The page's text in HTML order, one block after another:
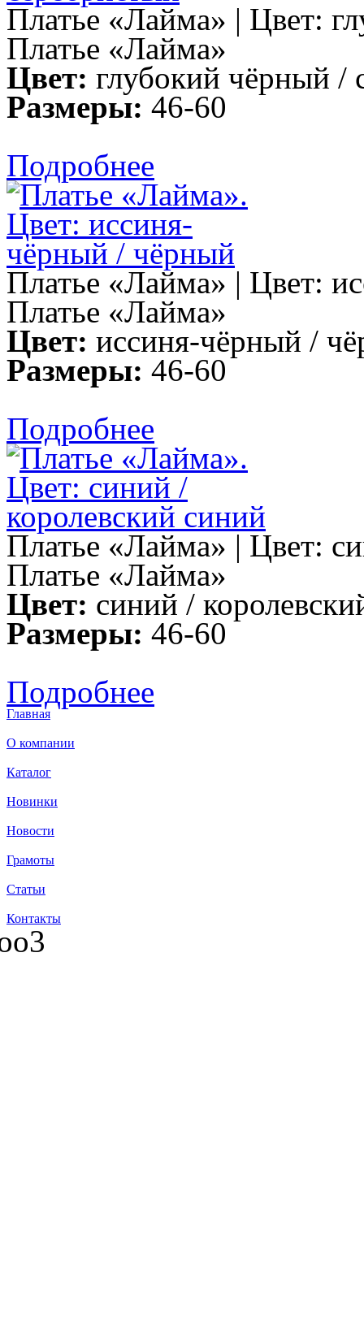
Платье «Лайма» | Цвет:
Платье «Лайма»
Цвет: глубокий чёрный /
Размеры: 46-60
Подробнее
Платье «Лайма» | Цвет:
Платье «Лайма»
Цвет: иссиня-чёрный /
Размеры: 46-60
Подробнее
Платье «Лайма» | Цвет:
Платье «Лайма»
Цвет: синий /
Размеры: 46-60
Подробнее
Главная
О компании
Каталог
Новинки
Новости
Грамоты
Статьи
Контакты